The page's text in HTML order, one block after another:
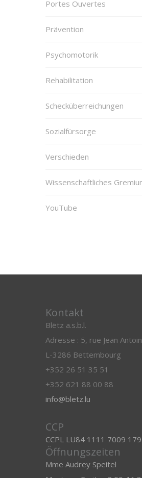
Portes Ouvertes
Prävention
Psychomotorik
Rehabilitation
Schecküberreichungen
Sozialfürsorge
Verschieden
Wissenschaftliches
YouTube
Kontakt
Blëtz a.s.b.l.
Adresse : 5, rue Jean
L-3286 Bettembourg
+352 26 51 35 51
+352 621 88 00 88
info@bletz.lu
CCP
CCPL LU84 1111 7009
Öffnungszeiten
Mme Audrey Speitel